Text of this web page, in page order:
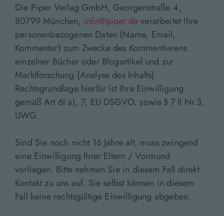
Die Piper Verlag GmbH, Georgenstraße 4,
80799 München, info@piper.deverarbeitet Ihre
personenbezogenen Daten (Name, Email,
Kommentar) zum Zwecke des Kommentierens
einzelner Bücher oder Blogartikel und zur
Marktforschung (Analyse des Inhalts).
Rechtsgrundlage hierfür ist Ihre Einwilligung
gemäß Art 6I a), 7, EU DSGVO, sowie § 7 II Nr.3,
UWG.
Sind Sie noch nicht 16 Jahre alt, muss zwingend
eine Einwilligung Ihrer Eltern / Vormund
vorliegen. Bitte nehmen Sie in diesem Fall direkt
Kontakt zu uns auf. Sie selbst können in diesem
Fall keine rechtsgültige Einwilligung abgeben.